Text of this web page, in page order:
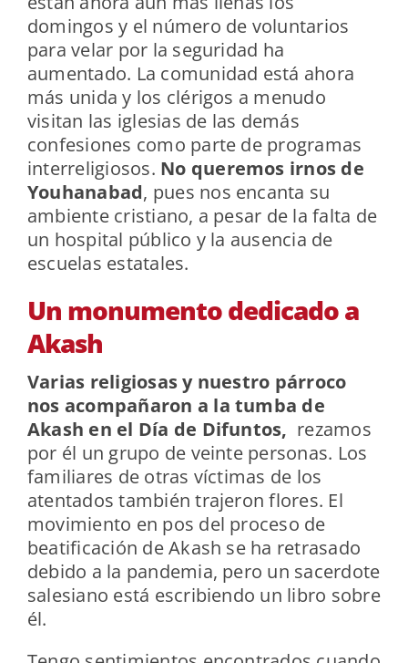
domingos y el número de voluntarios
para velar por la seguridad ha
aumentado. La comunidad está ahora
más unida y los clérigos a menudo
visitan las iglesias de las demás
confesiones como parte de programas
interreligiosos. No queremos irnos de
Youhanabad, pues nos encanta su
ambiente cristiano, a pesar de la falta de
un hospital público y la ausencia de
escuelas estatales.
Un monumento dedicado a
Akash
Varias religiosas y nuestro párroco
nos acompañaron a la tumba de
Akash en el Día de Difuntos, rezamos
por él un grupo de veinte personas. Los
familiares de otras víctimas de los
atentados también trajeron flores. El
movimiento en pos del proceso de
beatificación de Akash se ha retrasado
debido a la pandemia, pero un sacerdote
salesiano está escribiendo un libro sobre
él.